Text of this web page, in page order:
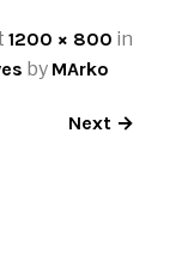
1200 × 800 in
by MArko
Next →